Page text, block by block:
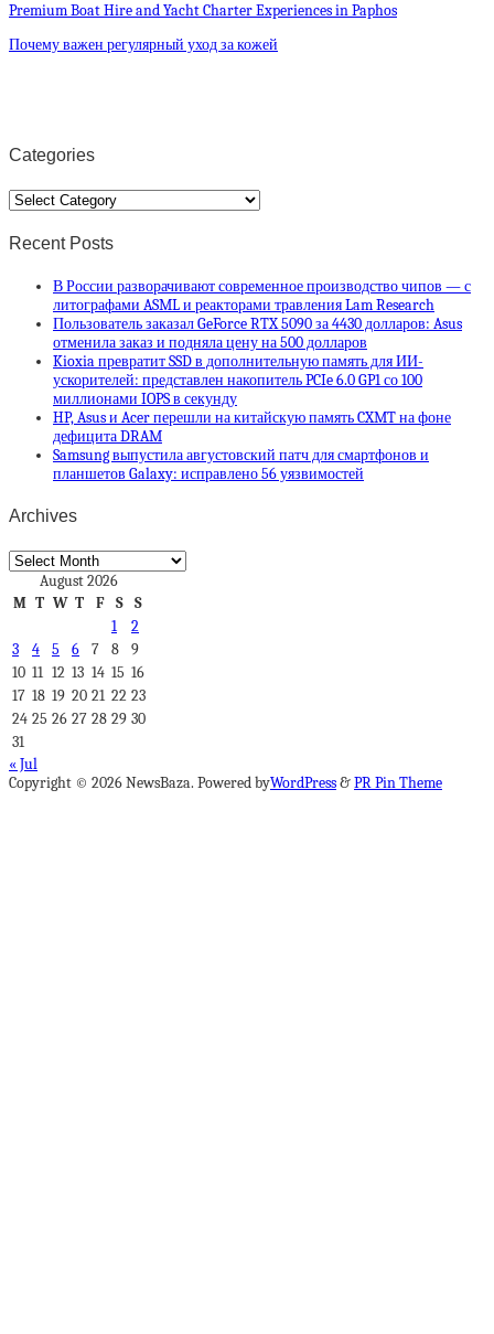
Premium Boat Hire and Yacht Charter Experiences in Paphos
Почему важен регулярный уход за кожей
Categories
Categories
Recent Posts
В России разворачивают современное производство чипов — с
литографами ASML и реакторами травления Lam Research
Пользователь заказал GeForce RTX 5090 за 4430 долларов: Asus
отменила заказ и подняла цену на 500 долларов
Kioxia превратит SSD в дополнительную память для ИИ-
ускорителей: представлен накопитель PCIe 6.0 GP1 со 100
миллионами IOPS в секунду
HP, Asus и Acer перешли на китайскую память CXMT на фоне
дефицита DRAM
Samsung выпустила августовский патч для смартфонов и
планшетов Galaxy: исправлено 56 уязвимостей
Archives
Archives
August 2026
M T W T F S
S
1
2
3
4 5 6 7 8
9
10 11 12 13 14 15 16
17 18 19 20 21 22 23
24 25 26 27 28 29 30
31
« Jul
Copyright © 2026 NewsBaza. Powered byWordPress&PR Pin Theme